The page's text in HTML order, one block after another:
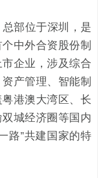
部位于深圳，是
中外合资股份制
企业，涉及综合
产管理、智能制
港澳大湾区、长
城经济圈等国内
路”共建国家的特